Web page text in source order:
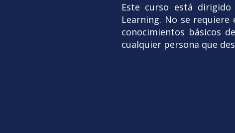
Este curso está
Learning. No se
conocimientos básicos
cualquier persona que